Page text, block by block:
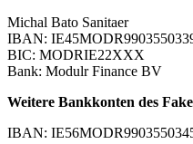
Michal Bato Sanitaer
IBAN:
BIC: MODRIE22XXX
Bank: Modulr Finance BV
Weitere Bankkonten des
IBAN: